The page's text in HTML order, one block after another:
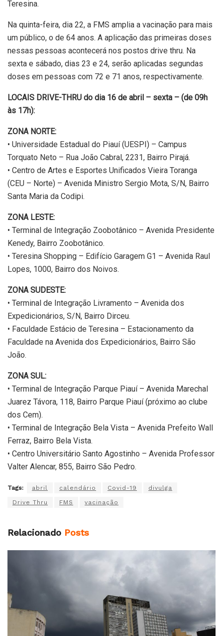
Teresina.
Na quinta-feira, dia 22, a FMS amplia a vacinação para mais
um público, o de 64 anos. A aplicação das primeiras doses
nessas pessoas acontecerá nos postos drive thru. Na
sexta e sábado, dias 23 e 24, serão aplicadas segundas
doses em pessoas com 72 e 71 anos, respectivamente.
LOCAIS DRIVE-THRU do dia 16 de abril – sexta – (de 09h
às 17h):
ZONA NORTE:
• Universidade Estadual do Piauí (UESPI) – Campus
Torquato Neto – Rua João Cabral, 2231, Bairro Pirajá.
• Centro de Artes e Esportes Unificados Vieira Toranga
(CEU – Norte) – Avenida Ministro Sergio Mota, S/N, Bairro
Santa Maria da Codipi.
ZONA LESTE:
• Terminal de Integração Zoobotânico – Avenida Presidente
Kenedy, Bairro Zoobotânico.
• Teresina Shopping – Edifício Garagem G1 – Avenida Raul
Lopes, 1000, Bairro dos Noivos.
ZONA SUDESTE:
• Terminal de Integração Livramento – Avenida dos
Expedicionários, S/N, Bairro Dirceu.
• Faculdade Estácio de Teresina – Estacionamento da
Faculdade na Avenida dos Expedicionários, Bairro São
João.
ZONA SUL:
• Terminal de Integração Parque Piauí – Avenida Marechal
Juarez Távora, 118, Bairro Parque Piauí (próximo ao clube
dos Cem).
• Terminal de Integração Bela Vista – Avenida Prefeito Wall
Ferraz, Bairro Bela Vista.
• Centro Universitário Santo Agostinho – Avenida Professor
Valter Alencar, 855, Bairro São Pedro.
Tags: abril calendário Covid-19 divulga
Drive Thru FMS vacinação
Relacionado Posts